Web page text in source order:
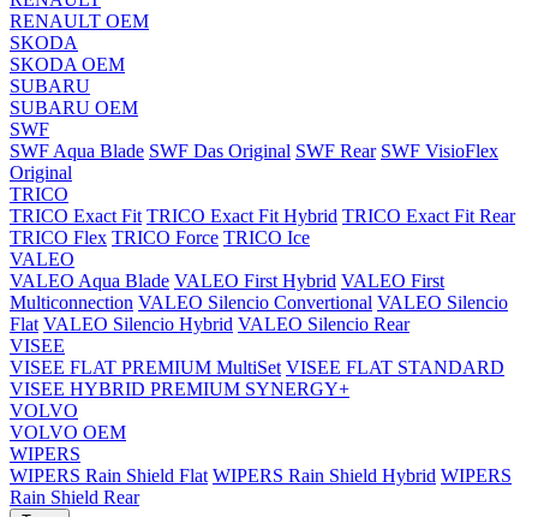
RENAULT OEM
SKODA
SKODA OEM
SUBARU
SUBARU OEM
SWF
SWF Aqua Blade SWF Das Original SWF Rear SWF VisioFlex
Original
TRICO
TRICO Exact Fit TRICO Exact Fit Hybrid TRICO Exact Fit Rear
TRICO Flex TRICO Force TRICO Ice
VALEO
VALEO Aqua Blade VALEO First Hybrid VALEO First
Multiconnection VALEO Silencio Convertional VALEO Silencio
Flat VALEO Silencio Hybrid VALEO Silencio Rear
VISEE
VISEE FLAT PREMIUM MultiSet VISEE FLAT STANDARD
VISEE HYBRID PREMIUM SYNERGY+
VOLVO
VOLVO OEM
WIPERS
WIPERS Rain Shield Flat WIPERS Rain Shield Hybrid WIPERS
Rain Shield Rear